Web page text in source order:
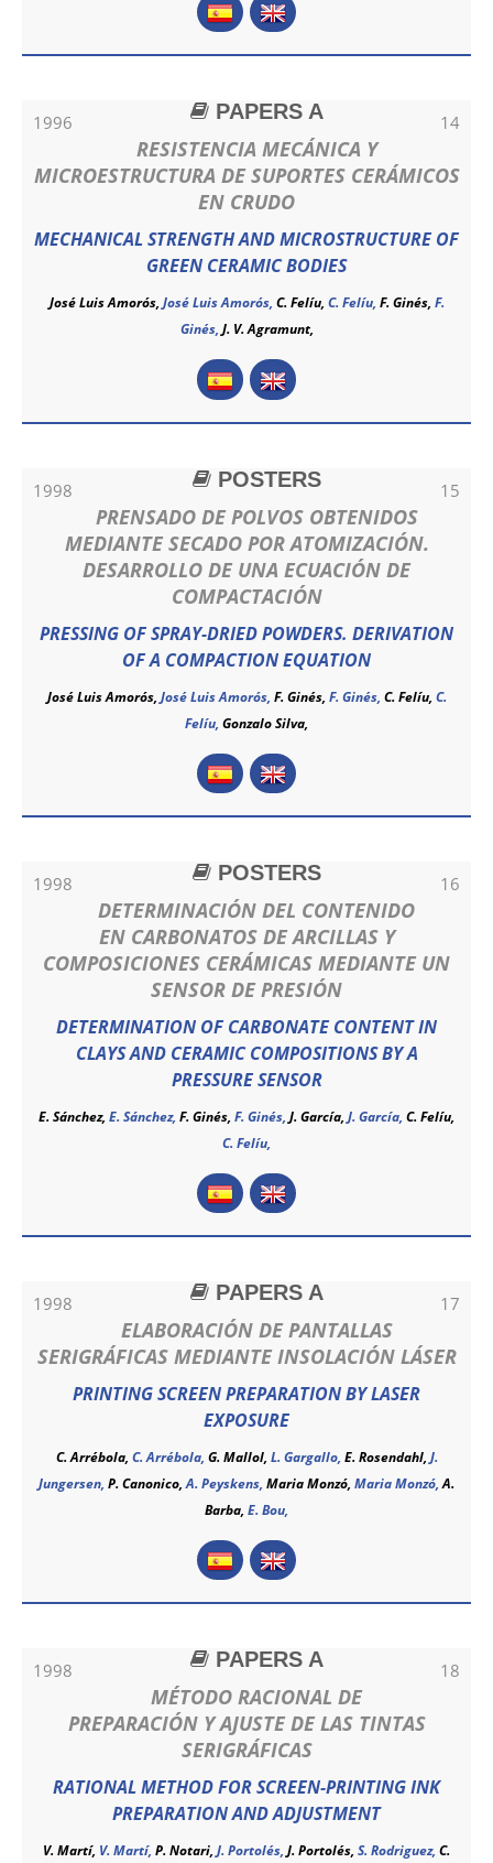
1996 14
PAPERS A
RESISTENCIA MECÁNICA Y
MICROESTRUCTURA DE SUPORTES CERÁMICOS
EN CRUDO
MECHANICAL STRENGTH AND MICROSTRUCTURE OF
GREEN CERAMIC BODIES
José Luis Amorós,José Luis Amorós, C. Felíu, C. Felíu, F. Ginés, F.
Ginés,J. V. Agramunt,
1998 15
POSTERS
PRENSADO DE POLVOS OBTENIDOS
MEDIANTE SECADO POR ATOMIZACIÓN.
DESARROLLO DE UNA ECUACIÓN DE
COMPACTACIÓN
PRESSING OF SPRAY-DRIED POWDERS. DERIVATION
OF A COMPACTION EQUATION
José Luis Amorós, José Luis Amorós, F. Ginés, F. Ginés, C. Felíu, C.
Felíu, Gonzalo Silva,
1998 16
POSTERS
DETERMINACIÓN DEL CONTENIDO
EN CARBONATOS DE ARCILLAS Y
COMPOSICIONES CERÁMICAS MEDIANTE UN
SENSOR DE PRESIÓN
DETERMINATION OF CARBONATE CONTENT IN
CLAYS AND CERAMIC COMPOSITIONS BY A
PRESSURE SENSOR
E. Sánchez, E. Sánchez, F. Ginés, F. Ginés, J. García, J. García, C. Felíu,
C. Felíu,
1998 17
PAPERS A
ELABORACIÓN DE PANTALLAS
SERIGRÁFICAS MEDIANTE INSOLACIÓN LÁSER
PRINTING SCREEN PREPARATION BY LASER
EXPOSURE
C. Arrébola, C. Arrébola, G. Mallol, L. Gargallo, E. Rosendahl, J.
Jungersen, P. Canonico,A. Peyskens, Maria Monzó, Maria Monzó,A.
Barba, E. Bou,
1998 18
PAPERS A
MÉTODO RACIONAL DE
PREPARACIÓN Y AJUSTE DE LAS TINTAS
SERIGRÁFICAS
RATIONAL METHOD FOR SCREEN-PRINTING INK
PREPARATION AND ADJUSTMENT
V. Martí, V. Martí, P. Notari, J. Portolés, J. Portolés, S. Rodriguez, C.